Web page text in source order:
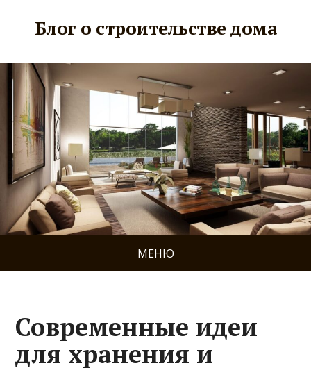
Блог о строительстве дома
МЕНЮ
Современные идеи
для хранения и